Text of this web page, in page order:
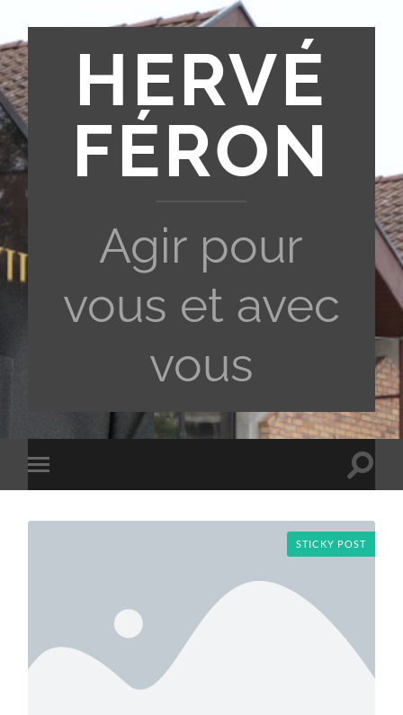
HERVÉ
FÉRON
Agir pour
vous et avec
vous
Toggle
mobile
Toggle
STICKY POST